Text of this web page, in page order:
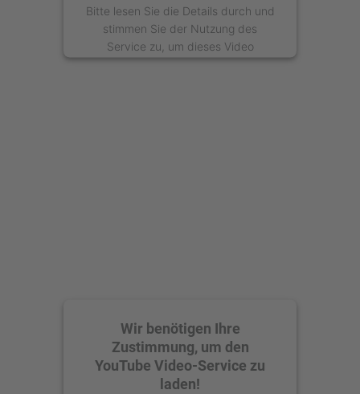
Bitte lesen Sie die Details durch und
stimmen Sie der Nutzung des
Service zu, um dieses Video
anzusehen.
Wir benötigen Ihre
Zustimmung, um den
YouTube Video-Service zu
laden!